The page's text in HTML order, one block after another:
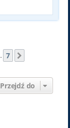
7
Przejdź do